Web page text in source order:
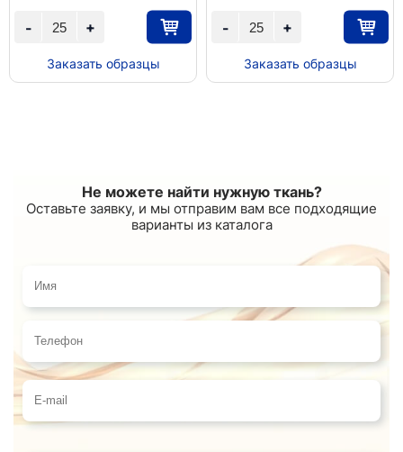
+
-
Заказать образцы
+
-
Заказать образцы
Не можете найти нужную ткань?
Оставьте заявку, и мы отправим вам все подходящие
варианты из каталога
Имя
Телефон
E-mail